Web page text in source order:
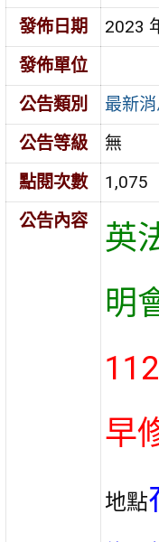
發佈日期
2023
發佈單位
公告類別
最新
公告等級
無
點閱次數
1,075
公告內容
英
明
早
地點